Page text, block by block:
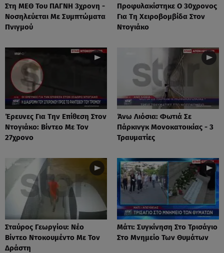
Στη ΜΕΘ Του ΠΑΓΝΗ 3χρονη -
Νοσηλεύεται Με Συμπτώματα
Πνιγμού
Προφυλακίστηκε Ο 30χρονος
Για Τη Χειροβομβίδα Στον
Ντογιάκο
Έρευνες Για Την Επίθεση Στον
Ντογιάκο: Βίντεο Με Τον
27χρονο
Άνω Λιόσια: Φωτιά Σε
Πάρκινγκ Μονοκατοικίας - 3
Τραυματίες
Σταύρος Γεωργίου: Νέο
Βίντεο Ντοκουμέντο Με Τον
Δράστη
Μάτι: Συγκίνηση Στο Τρισάγιο
Στο Μνημείο Των Θυμάτων